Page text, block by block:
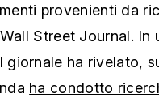
provenienti da
Street Journal. In
ha rivelato,
ha condotto